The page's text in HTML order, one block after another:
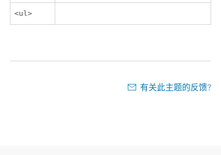
<ul>
有关此主题的反馈?